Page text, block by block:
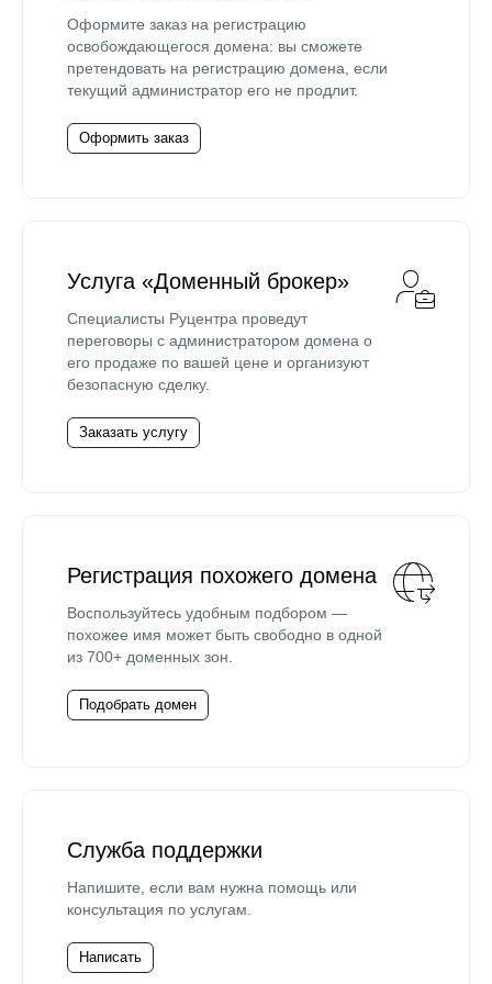
Оформите заказ на регистрацию
освобождающегося домена: вы сможете
претендовать на регистрацию домена, если
текущий администратор его не продлит.
Оформить заказ
Услуга «Доменный брокер»
Специалисты Руцентра проведут
переговоры с администратором домена о
его продаже по вашей цене и организуют
безопасную сделку.
Заказать услугу
Регистрация похожего домена
Воспользуйтесь удобным подбором —
похожее имя может быть свободно в одной
из 700+ доменных зон.
Подобрать домен
Служба поддержки
Напишите, если вам нужна помощь или
консультация по услугам.
Написать